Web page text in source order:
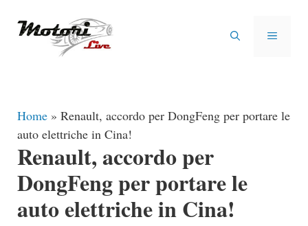
MENU
Home » Renault, accordo per DongFeng per portare le
auto elettriche in Cina!
Renault, accordo per
DongFeng per portare le
auto elettriche in Cina!